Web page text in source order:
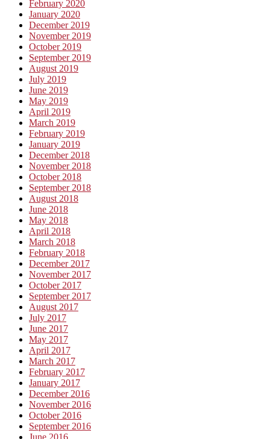
February 2020
January 2020
December 2019
November 2019
October 2019
September 2019
August 2019
July 2019
June 2019
May 2019
April 2019
March 2019
February 2019
January 2019
December 2018
November 2018
October 2018
September 2018
August 2018
June 2018
May 2018
April 2018
March 2018
February 2018
December 2017
November 2017
October 2017
September 2017
August 2017
July 2017
June 2017
May 2017
April 2017
March 2017
February 2017
January 2017
December 2016
November 2016
October 2016
September 2016
June 2016